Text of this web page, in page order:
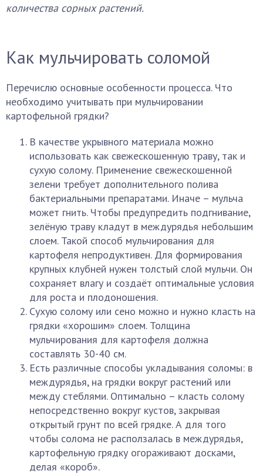
количества сорных растений.
Как мульчировать соломой
Перечислю основные особенности процесса. Что
необходимо учитывать при мульчировании
картофельной грядки?
В качестве укрывного материала можно
использовать как свежескошенную траву, так и
сухую солому. Применение свежескошенной
зелени требует дополнительного полива
бактериальными препаратами. Иначе – мульча
может гнить. Чтобы предупредить подгнивание,
зелёную траву кладут в междурядья небольшим
слоем. Такой способ мульчирования для
картофеля непродуктивен. Для формирования
крупных клубней нужен толстый слой мульчи. Он
сохраняет влагу и создаёт оптимальные условия
для роста и плодоношения.
Сухую солому или сено можно и нужно класть на
грядки «хорошим» слоем. Толщина
мульчирования для картофеля должна
составлять 30-40 см.
Есть различные способы укладывания соломы: в
междурядья, на грядки вокруг растений или
между стеблями. Оптимально – класть солому
непосредственно вокруг кустов, закрывая
открытый грунт по всей грядке. А для того
чтобы солома не расползалась в междурядья,
картофельную грядку огораживают досками,
делая «короб».